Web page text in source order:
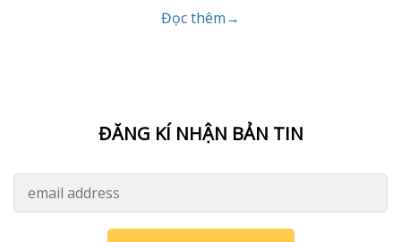
Đọc thêm→
ĐĂNG KÍ NHẬN BẢN TIN